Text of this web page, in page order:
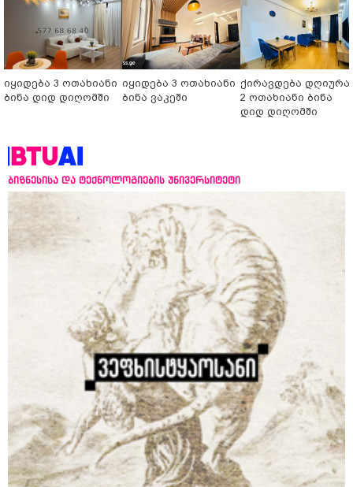
იყიდება 3 ოთახიანი
ბინა დიდ დიღომში
იყიდება 3 ოთახიანი
ბინა ვაკეში
ქირავდება
2 ოთახიანი ბინა
დიდ დიღომში
ბიზნესისა და ტექნოლოგიების უნივერსიტეტი